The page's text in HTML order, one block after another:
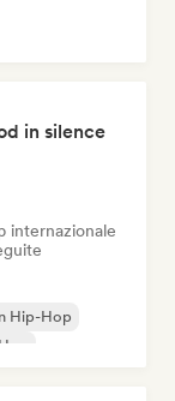
in silence
internazionale
Hip-Hop